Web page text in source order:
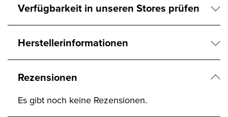
Verfügbarkeit in unseren Stores prüfen
Herstellerinformationen
Rezensionen
Es gibt noch keine Rezensionen.